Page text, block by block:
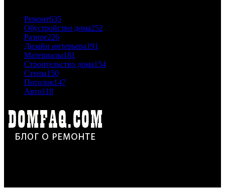
Ремонт635
Обустройство дома252
Разное226
Дизайн интерьера191
Материалы181
Строительство дома154
Стены150
Потолок147
Авто118